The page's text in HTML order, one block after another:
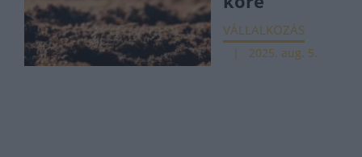
VÁLLALKOZÁS
2025. aug. 5.